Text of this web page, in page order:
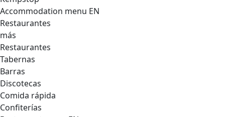
Accommodation menu EN
Restaurantes
más
Restaurantes
Tabernas
Barras
Discotecas
Comida rápida
Confiterías